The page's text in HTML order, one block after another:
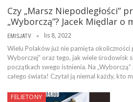
Czy „Marsz Niepodległości”
„Wyborczą”? Jacek Międlar o
EMISJATV lis 8, 2022
Wielu Polaków już nie pamięta okoliczności
Wyborczej” oraz tego, jak wiele środowisk
początkach swego istnienia. Na „Wyborczą”
całego świata! Czytał ją niemal każdy, kto
FELIETONY